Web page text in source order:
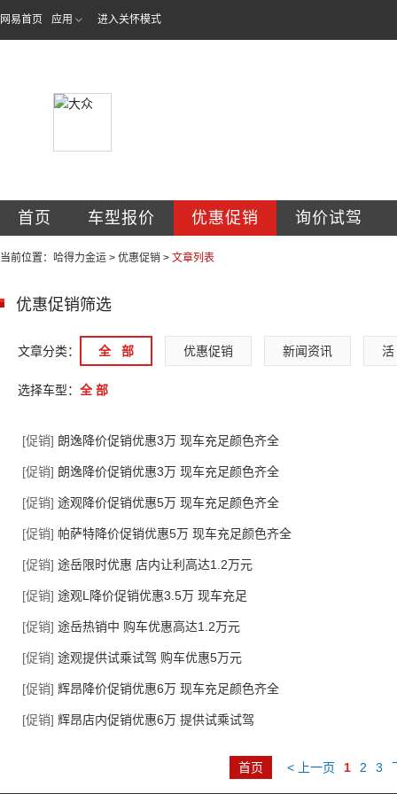
网易首页 应用 进入关怀模式
首页 车型报价 优惠促销 询价试驾
当前位置： 哈得力金运 > 优惠促销 > 文章列表
优惠促销筛选
文章分类： 全   部 优惠促销 新闻资讯 活
选择车型： 全 部
[促销] 朗逸降价促销优惠3万 现车充足颜色齐全
[促销] 朗逸降价促销优惠3万 现车充足颜色齐全
[促销] 途观降价促销优惠5万 现车充足颜色齐全
[促销] 帕萨特降价促销优惠5万 现车充足颜色齐全
[促销] 途岳限时优惠 店内让利高达1.2万元
[促销] 途观L降价促销优惠3.5万 现车充足
[促销] 途岳热销中 购车优惠高达1.2万元
[促销] 途观提供试乘试驾 购车优惠5万元
[促销] 辉昂降价促销优惠6万 现车充足颜色齐全
[促销] 辉昂店内促销优惠6万 提供试乘试驾
首页 < 上一页 1 2 3